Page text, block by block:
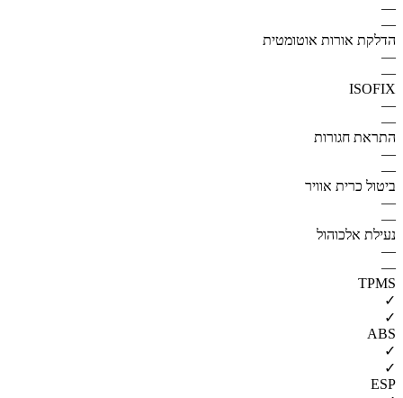
—
—
הדלקת אורות אוטומטית
—
—
ISOFIX
—
—
התראת חגורות
—
—
ביטול כרית אוויר
—
—
נעילת אלכוהול
—
—
TPMS
✓
✓
ABS
✓
✓
ESP